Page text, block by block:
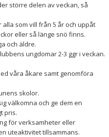
större delen av veckan, så
som vill från 5 år och uppåt
eller så länge snö finns.
och äldre.
ungdomar 2-3 ggr i veckan.
våra åkare samt genomföra
skolor.
välkomna och ge dem en
pris.
för verksamheter eller
uteaktivitet tillsammans.